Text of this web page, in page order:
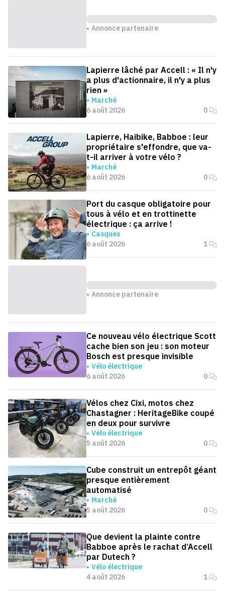
Annonce partenaire
Lapierre lâché par Accell : « Il n'y
a plus d'actionnaire, il n'y a plus
rien »
Marché
6 août 2026
0
Lapierre, Haibike, Babboe : leur
propriétaire s'effondre, que va-
t-il arriver à votre vélo ?
Marché
6 août 2026
0
Port du casque obligatoire pour
tous à vélo et en trottinette
électrique : ça arrive !
Casques
6 août 2026
1
Annonce partenaire
Ce nouveau vélo électrique Scott
cache bien son jeu : son moteur
Bosch est presque invisible
Vélo électrique
6 août 2026
0
Vélos chez Cixi, motos chez
Chastagner : HeritageBike coupé
en deux pour survivre
Vélo électrique
5 août 2026
0
Cube construit un entrepôt géant
presque entièrement
automatisé
Marché
5 août 2026
0
Que devient la plainte contre
Babboe après le rachat d’Accell
par Dutech ?
Vélo électrique
4 août 2026
1